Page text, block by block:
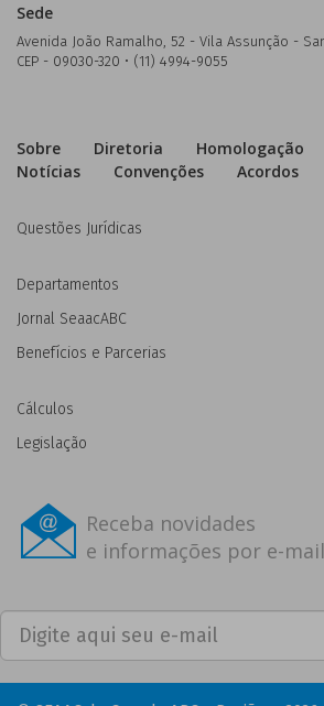
Sede
Avenida João Ramalho, 52 - Vila Assunção -
CEP - 09030-320 • (11) 4994-9055
Sobre Diretoria Homologação
Notícias
Convenções Acordos
Questões Jurídicas
Departamentos
Jornal SeaacABC
Benefícios e Parcerias
Cálculos
Legislação
Receba novidades
e informações por e-mail